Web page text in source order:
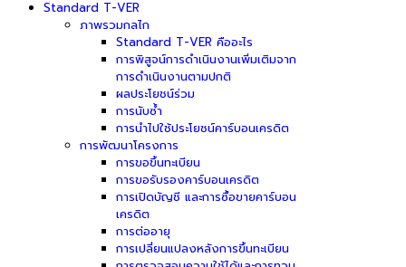
Standard T-VER
ภาพรวมกลไก
Standard T-VER คืออะไร
การพิสูจน์การดำเนินงานเพิ่มเติมจาก
การดำเนินงานตามปกติ
ผลประโยชน์ร่วม
การนับซ้ำ
การนำไปใช้ประโยชน์คาร์บอนเครดิต
การพัฒนาโครงการ
การขอขึ้นทะเบียน
การขอรับรองคาร์บอนเครดิต
การเปิดบัญชี และการซื้อขายคาร์บอน
เครดิต
การต่ออายุ
การเปลี่ยนแปลงหลังการขึ้นทะเบียน